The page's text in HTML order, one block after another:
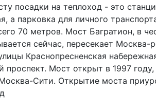
посадки на теплоход - это
а парковка для личного
70 метров. Мост Багратион, в
сейчас, пересекает Москва-
Краснопресненская
проспект. Мост открыт в 1997 году,
Сити. Открытие моста